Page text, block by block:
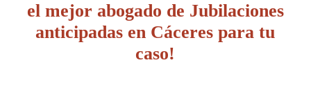
el mejor abogado de Jubilaciones
anticipadas en Cáceres para tu
caso!